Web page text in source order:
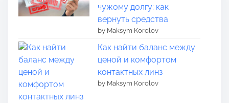
чужому долгу: как
вернуть средства
by Maksym Korolov
Как найти баланс между
ценой и комфортом
контактных линз
by Maksym Korolov